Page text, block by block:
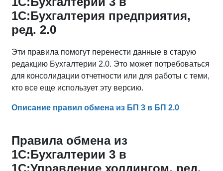
1С:Бухгалтерия предприятия,
ред. 2.0
Эти правила помогут перенести данные в старую
редакцию Бухгалтерии 2.0. Это может потребоваться
для консолидации отчетности или для работы с теми,
кто все еще использует эту версию.
Описание правил обмена из БП 3 в БП 2.0
Правила обмена из
1С:Бухгалтерии 3 в
1С:Управление холдингом, ред.